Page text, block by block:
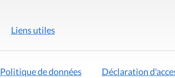
Liens utiles
Politique de données Déclaration